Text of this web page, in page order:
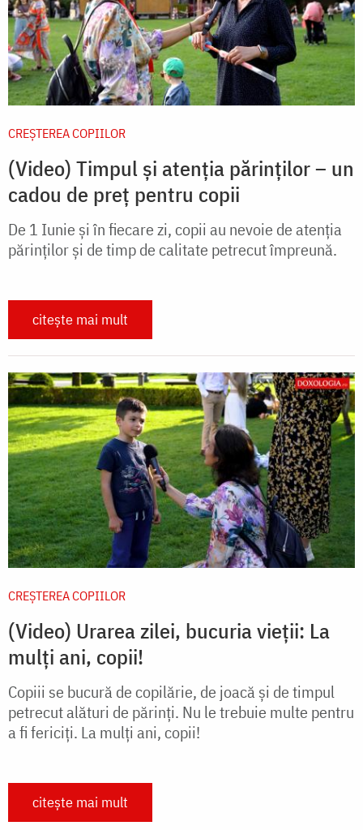
CREŞTEREA COPIILOR
(Video) Timpul și atenția părinților – un
cadou de preț pentru copii
De 1 Iunie și în fiecare zi, copii au nevoie de atenția
părinților și de timp de calitate petrecut împreună.
citește mai mult
CREŞTEREA COPIILOR
(Video) Urarea zilei, bucuria vieții: La
mulți ani, copii!
Copiii se bucură de copilărie, de joacă și de timpul
petrecut alături de părinți. Nu le trebuie multe pentru
a fi fericiți. La mulți ani, copii!
citește mai mult